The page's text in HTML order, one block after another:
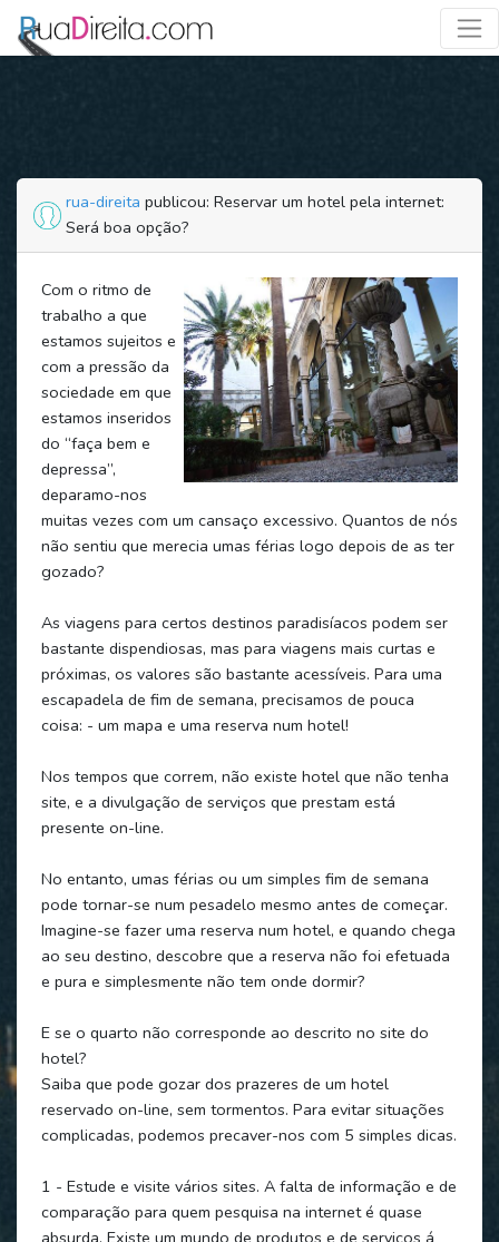
rua-direita publicou: Reservar um hotel pela internet:
Será boa opção?
Com o ritmo de
trabalho a que
estamos sujeitos e
com a pressão da
sociedade em que
estamos inseridos
do “faça bem e
depressa”,
deparamo-nos
muitas vezes com um cansaço excessivo. Quantos de nós
não sentiu que merecia umas férias logo depois de as ter
gozado?
As viagens para certos destinos paradisíacos podem ser
bastante dispendiosas, mas para viagens mais curtas e
próximas, os valores são bastante acessíveis. Para uma
escapadela de fim de semana, precisamos de pouca
coisa: - um mapa e uma reserva num hotel!
Nos tempos que correm, não existe hotel que não tenha
site, e a divulgação de serviços que prestam está
presente on-line.
No entanto, umas férias ou um simples fim de semana
pode tornar-se num pesadelo mesmo antes de começar.
Imagine-se fazer uma reserva num hotel, e quando chega
ao seu destino, descobre que a reserva não foi efetuada
e pura e simplesmente não tem onde dormir?
E se o quarto não corresponde ao descrito no site do
hotel?
Saiba que pode gozar dos prazeres de um hotel
reservado on-line, sem tormentos. Para evitar situações
complicadas, podemos precaver-nos com 5 simples dicas.
1 - Estude e visite vários sites. A falta de informação e de
comparação para quem pesquisa na internet é quase
absurda. Existe um mundo de produtos e de serviços á